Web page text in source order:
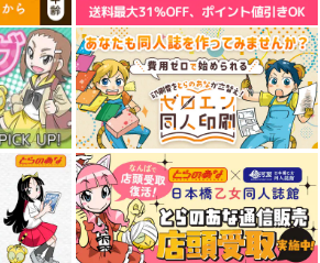
サンプル
カート
サンプル
カート
2,672 円（税込）
サンプル
作品詳細
2,987円（税込）
鏡音リン・レン
サンプル
作品詳細